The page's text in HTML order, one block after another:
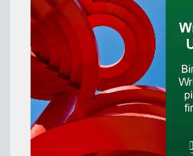
việc.Xem thêm